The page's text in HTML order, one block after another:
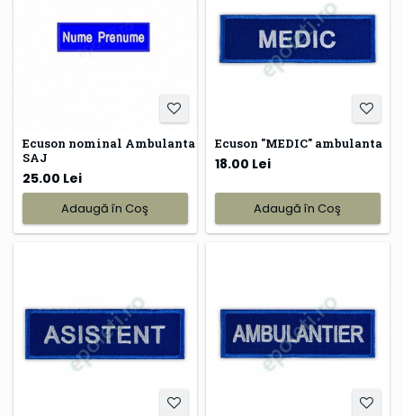
Ecuson nominal Ambulanta
SAJ
25.00 Lei
Adaugă în Coş
Ecuson "MEDIC" ambulanta
18.00 Lei
Adaugă în Coş